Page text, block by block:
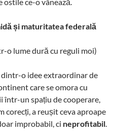
și maturitatea federală
o lume dură cu reguli moi)
o idee extraordinar de
care se omora cu
într-un spațiu de cooperare,
corecți, a reușit ceva aproape
improbabil, ci neprofitabil